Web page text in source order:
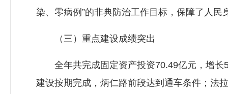
染、零病例”的非典防治工作目标，保障了人
（三）重点建设成绩突出
全年共完成固定资产投资70.49亿元，增长
建设按期完成，炳仁路前段达到通车条件；法